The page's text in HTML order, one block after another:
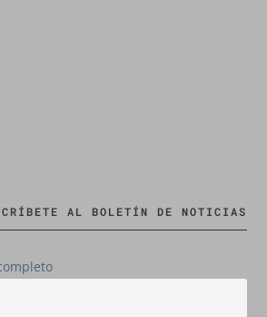
AL BOLETÍN DE NOTICIAS